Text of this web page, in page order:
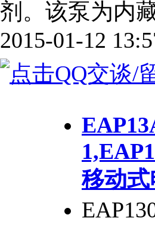
剂。该泵为内
2015-01-12
移动